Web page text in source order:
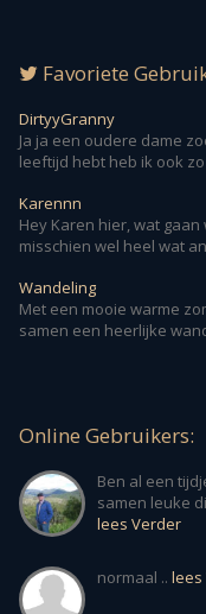
Favoriete
DirtyyGranny
Ja ja een oudere dame
leeftijd hebt heb ik ook zo
Karennn
Hey Karen hier, wat
misschien wel heel wat
Wandeling
Met een mooie warme
samen een heerlijke
Online Gebruikers:
Ben al een
samen leuke
lees Verder
normaal .. lees